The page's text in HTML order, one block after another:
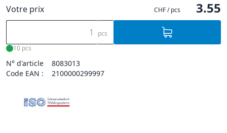
Votre prix CHF / pcs 3.55
pcs
10 pcs
N° d'article
8083013
Code EAN :
2100000299997